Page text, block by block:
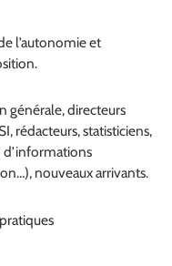
l’autonomie et
générale, directeurs
rédacteurs, statisticiens,
d’informations
nouveaux arrivants.